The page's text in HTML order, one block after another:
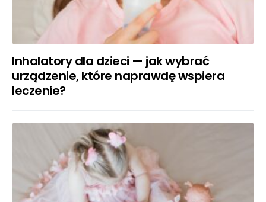
Inhalatory dla dzieci — jak wybrać
urządzenie, które naprawdę wspiera
leczenie?